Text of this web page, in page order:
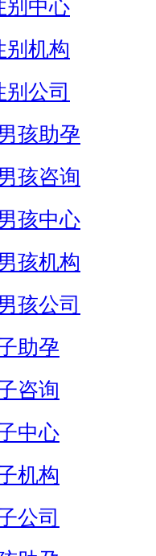
别中心
别机构
公司
孩助孕
孩咨询
孩中心
孩机构
孩公司
助孕
咨询
中心
机构
公司